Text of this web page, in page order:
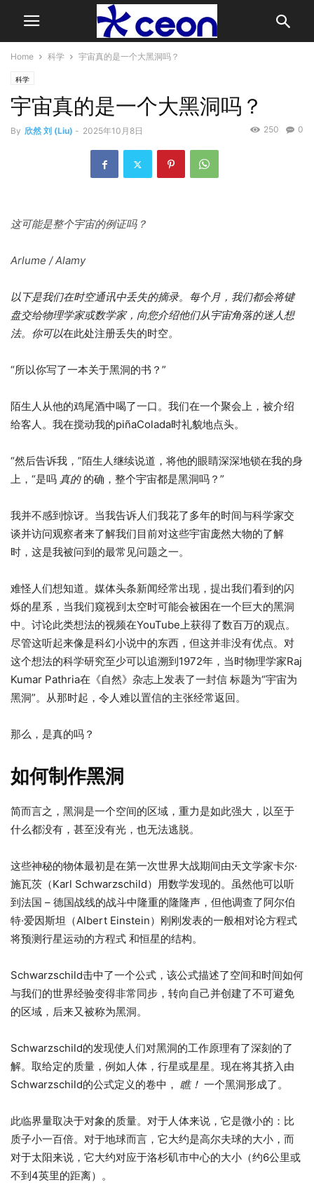
Home 科学 宇宙真的是一个大黑洞吗？
科学
宇宙真的是一个大黑洞吗？
By 欣然 刘 (Liu) - 2025年10月8日 0
250
这可能是整个宇宙的例证吗？
Arlume / Alamy
以下是我们在时空通讯中丢失的摘录。每个月，我们都会将键
盘交给物理学家或数学家，向您介绍他们从宇宙角落的迷人想
法。你可以在此处注册丢失的时空。
“所以你写了一本关于黑洞的书？”
陌生人从他的鸡尾酒中喝了一口。我们在一个聚会上，被介绍
给客人。我在搅动我的piñaColada时礼貌地点头。
“然后告诉我，”陌生人继续说道，将他的眼睛深深地锁在我的身
上，“是吗 真的的确，整个宇宙都是黑洞吗？”
我并不感到惊讶。当我告诉人们我花了多年的时间与科学家交
谈并访问观察者来了解我们目前对这些宇宙庞然大物的了解
时，这是我被问到的最常见问题之一。
难怪人们想知道。媒体头条新闻经常出现，提出我们看到的闪
烁的星系，当我们窥视到太空时可能会被困在一个巨大的黑洞
中。讨论此类想法的视频在YouTube上获得了数百万的观点。
尽管这听起来像是科幻小说中的东西，但这并非没有优点。对
这个想法的科学研究至少可以追溯到1972年，当时物理学家Raj
Kumar Pathria在《自然》杂志上发表了一封信 标题为“宇宙为
黑洞”。从那时起，令人难以置信的主张经常返回。
那么，是真的吗？
如何制作黑洞
简而言之，黑洞是一个空间的区域，重力是如此强大，以至于
什么都没有，甚至没有光，也无法逃脱。
这些神秘的物体最初是在第一次世界大战期间由天文学家卡尔·
施瓦茨（Karl Schwarzschild）用数学发现的。虽然他可以听
到法国 – 德国战线的战斗中隆重的隆隆声，但他调查了阿尔伯
特·爱因斯坦（Albert Einstein）刚刚发表的一般相对论方程式
将预测行星运动的方程式 和恒星的结构。
Schwarzschild击中了一个公式，该公式描述了空间和时间如何
与我们的世界经验变得非常同步，转向自己并创建了不可避免
的区域，后来又被称为黑洞。
Schwarzschild的发现使人们对黑洞的工作原理有了深刻的了
解。取给定的质量，例如人体，行星或星星。现在将其挤入由
Schwarzschild的公式定义的卷中， 瞧！ 一个黑洞形成了。
此临界量取决于对象的质量。对于人体来说，它是微小的：比
质子小一百倍。对于地球而言，它大约是高尔夫球的大小，而
对于太阳来说，它大约对应于洛杉矶市中心的大小（约6公里或
不到4英里的距离）。